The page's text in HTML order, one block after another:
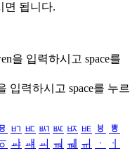
면 됩니다.
을 입력하시고 space를
입력하시고 space를 누르
ㅱ ㅲ ㅳ ㅴ ㅵ ㅶ ㅷ ㅸ
ㅹ
ㆇ ㆈ ㆉ ㆊ ㆋ ㆌ ㆍ
ㆎ